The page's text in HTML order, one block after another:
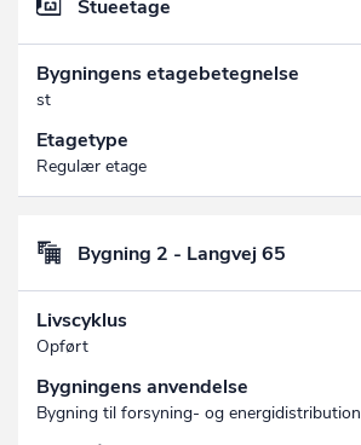
Stueetage
Bygningens etagebetegnelse
st
Etagetype
Regulær etage
Bygning 2 - Langvej 65
Livscyklus
Opført
Bygningens anvendelse
Bygning til forsyning- og energidistribution